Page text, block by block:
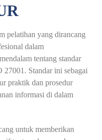
pelatihan yang dirancang
dalam
tentang standar
27001. Standar ini sebagai
praktik dan prosedur
informasi di dalam
untuk memberikan